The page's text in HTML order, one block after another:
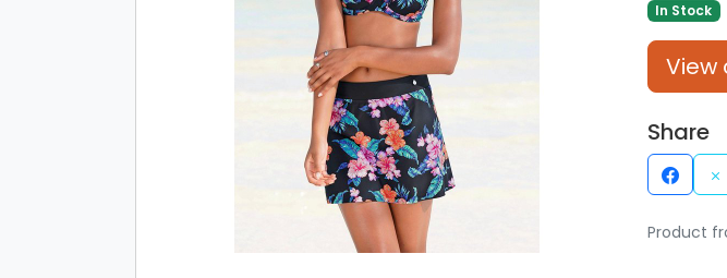
In Stock
View
Share
Product